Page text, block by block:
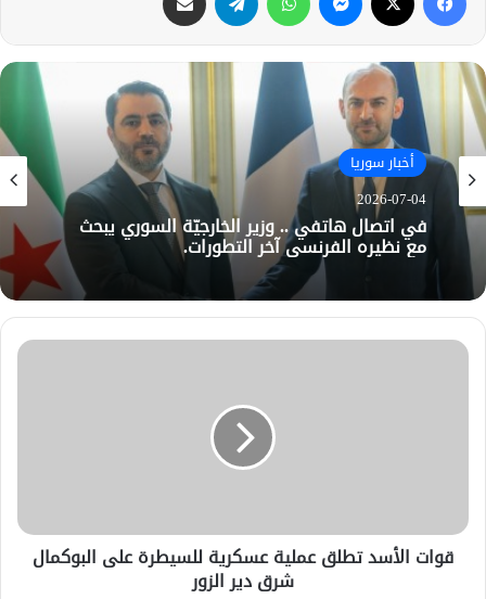
أخبار سوريا
2026-07-04
في اتصال هاتفي .. وزير الخارجيّة السوري يبحث
مع نظيره الفرنسي آخر التطورات.
قوات الأسد تطلق عملية عسكرية للسيطرة على البوكمال
شرق دير الزور